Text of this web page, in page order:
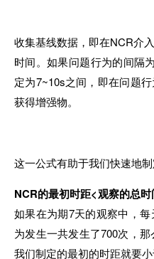
收集基线数据，即在NCR介
时间。如果问题行为的间隔
定为7~10s之间，即在问题
获得增强物。
这一公式有助于我们快速地
NCR的最初时距<观察的总
如果在为期7天的观察中，
为发生一共发生了700次，
我们制定的最初的时距就要小